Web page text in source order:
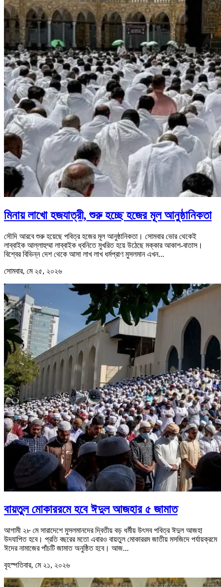
মিনায় লাখো হজযাত্রী, শুরু হচ্ছে হজের মূল আনুষ্ঠানিকতা
সৌদি আরবে শুরু হয়েছে পবিত্র হজের মূল আনুষ্ঠানিকতা। সোমবার ভোর থেকেই
লাব্বাইক আল্লাহুম্মা লাব্বাইক ধ্বনিতে মুখরিত হয়ে উঠেছে মক্কার আকাশ-বাতাস।
বিশ্বের বিভিন্ন দেশ থেকে আসা লাখ লাখ ধর্মপ্রাণ মুসলমান এখন...
সোমবার, মে ২৫, ২০২৬
বায়তুল মোকাররমে হবে ঈদুল আজহার ৫ জামাত
আগামী ২৮ মে সারাদেশে মুসলমানদের দ্বিতীয় বড় ধর্মীয় উৎসব পবিত্র ঈদুল আজহা
উদযাপিত হবে। প্রতি বছরের মতো এবারও বায়তুল মোকাররম জাতীয় মসজিদে পর্যায়ক্রমে
ঈদের নামাজের পাঁচটি জামাত অনুষ্ঠিত হবে। আজ...
বৃহস্পতিবার, মে ২১, ২০২৬